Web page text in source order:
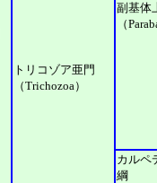
トリコゾア亜門
（Trichozoa）
副基体
（
カルペ
綱